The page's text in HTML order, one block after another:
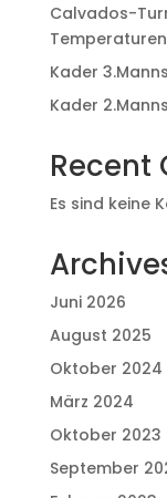
Calvados-
Temperaturen
Kader
Kader
Recent
Es sind keine
Juni 2026
August 2025
Oktober 2024
März 2024
Oktober 2023
September